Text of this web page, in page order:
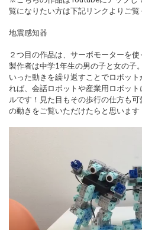
覧になりたい方は下記リンクよりご覧
地震感知器
２つ目の作品は、サーボモーターを
製作者は中学1年生の男の子と女の子
いった動きを繰り返すことでロボッ
れば、会話ロボットや産業用ロボッ
ルです！見た目もその歩行の仕方も
の動きをご覧いただけたらと思います